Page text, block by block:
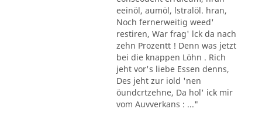
eeinöl, aumöl, lstralöl. hran,
Noch fernerweitig weed'
restiren, War frag' lck da nach
zehn Prozentt ! Denn was jetzt
bei die knappen Löhn . Rich
jeht vor's liebe Essen denns,
Des jeht zur iold 'nen
öundcrtzehne, Da hol' ick mir
vom Auvverkans : ..."